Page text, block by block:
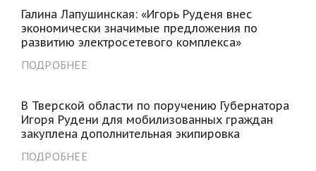
Галина Лапушинская: «Игорь Руденя внес
экономически значимые предложения по
развитию электросетевого комплекса»
ПОДРОБНЕЕ
В Тверской области по поручению Губернатора
Игоря Рудени для мобилизованных граждан
закуплена дополнительная экипировка
ПОДРОБНЕЕ